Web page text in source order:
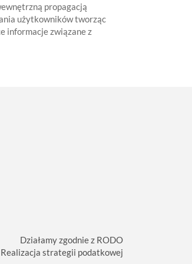
propagacją
użytkowników tworząc
informacje związane z
Działamy zgodnie z RODO
Realizacja strategii podatkowej